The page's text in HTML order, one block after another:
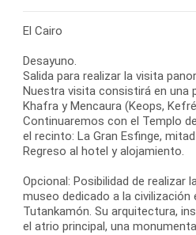
El Cairo
Desayuno.
Salida para realizar la visita
Nuestra visita consistirá en una
Khafra y Mencaura (Keops,
Continuaremos con el Templo
el recinto: La Gran Esfinge,
Regreso al hotel y alojamiento.
Opcional: Posibilidad de realizar
museo dedicado a la
Tutankamón. Su arquitectura,
el atrio principal, una